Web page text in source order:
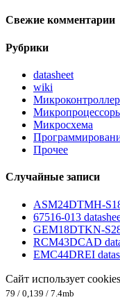
Свежие комментарии
Рубрики
datasheet
wiki
Микросхема
Прочее
Случайные записи
ASM24DTMH-
67516-013
GEM18DTKN-
RCM43DCAD
EMC44DREI
Сайт использует
79 / 0,139 / 7.4mb